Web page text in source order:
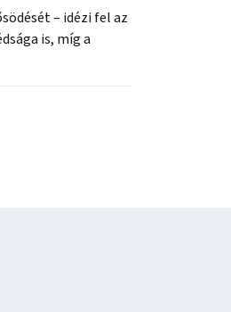
– idézi fel az
is, míg a